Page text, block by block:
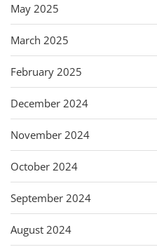
May 2025
March 2025
February 2025
December 2024
November 2024
October 2024
September 2024
August 2024